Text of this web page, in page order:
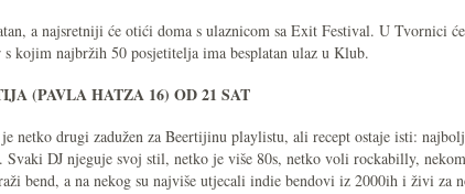
a najsretniji će otići doma s ulaznicom sa Exit Festival. U Tvornici
kojim najbržih 50 posjetitelja ima besplatan ulaz u Klub.
(PAVLA HATZA 16) OD 21 SAT
netko drugi zadužen za Beertijinu playlistu, ali recept ostaje isti:
Svaki DJ njeguje svoj stil, netko je više 80s, netko voli rockabilly,
bend, a na nekog su najviše utjecali indie bendovi iz 2000ih i živi za